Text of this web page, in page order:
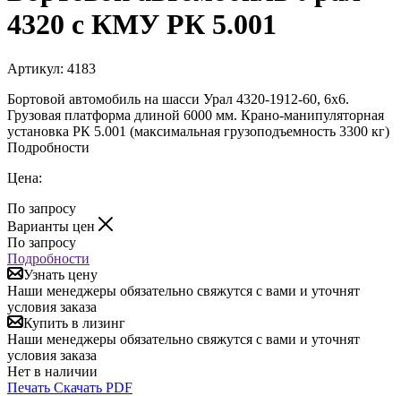
4320 с КМУ РК 5.001
Артикул: 4183
Бортовой автомобиль на шасси Урал 4320-1912-60, 6х6.
Грузовая платформа длиной 6000 мм. Крано-манипуляторная
установка РК 5.001 (максимальная грузоподъемность 3300 кг)
Подробности
Цена:
По запросу
Варианты цен
По запросу
Подробности
Узнать цену
Наши менеджеры обязательно свяжутся с вами и уточнят
условия заказа
Купить в лизинг
Наши менеджеры обязательно свяжутся с вами и уточнят
условия заказа
Нет в наличии
Печать Скачать PDF